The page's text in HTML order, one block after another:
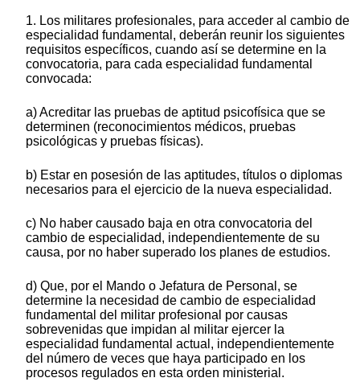
1. Los militares profesionales, para acceder al cambio de
especialidad fundamental, deberán reunir los siguientes
requisitos específicos, cuando así se determine en la
convocatoria, para cada especialidad fundamental
convocada:
a) Acreditar las pruebas de aptitud psicofísica que se
determinen (reconocimientos médicos, pruebas
psicológicas y pruebas físicas).
b) Estar en posesión de las aptitudes, títulos o diplomas
necesarios para el ejercicio de la nueva especialidad.
c) No haber causado baja en otra convocatoria del
cambio de especialidad, independientemente de su
causa, por no haber superado los planes de estudios.
d) Que, por el Mando o Jefatura de Personal, se
determine la necesidad de cambio de especialidad
fundamental del militar profesional por causas
sobrevenidas que impidan al militar ejercer la
especialidad fundamental actual, independientemente
del número de veces que haya participado en los
procesos regulados en esta orden ministerial.